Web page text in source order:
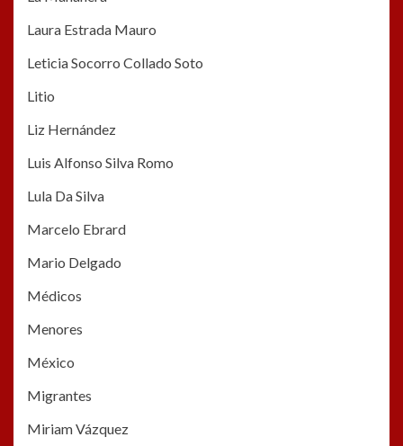
Laura Estrada Mauro
Leticia Socorro Collado Soto
Litio
Liz Hernández
Luis Alfonso Silva Romo
Lula Da Silva
Marcelo Ebrard
Mario Delgado
Médicos
Menores
México
Migrantes
Miriam Vázquez